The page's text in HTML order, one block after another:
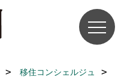
移住コンシェルジュ